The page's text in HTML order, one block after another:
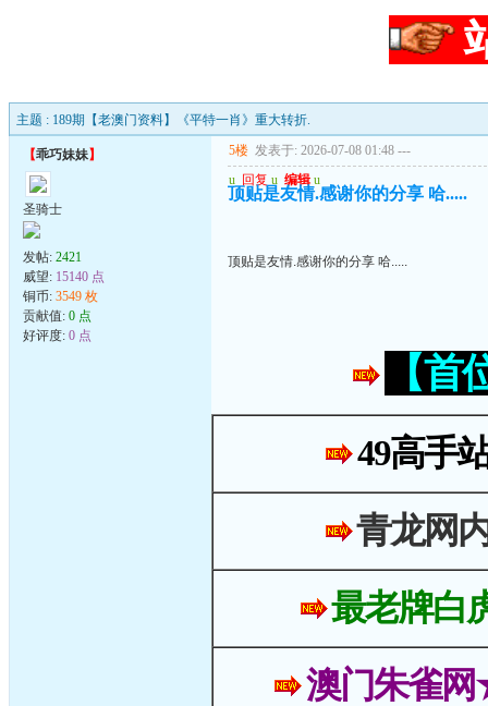
主题 : 189期【老澳门资料】《平特一肖》重大转折.
【乖巧妹妹】
圣骑士
发帖: 2421
威望: 15140 点
铜币: 3549 枚
贡献值: 0 点
好评度: 0 点
5楼 发表于: 2026-07-08 01:48 ---
u 回复 u 编辑 u
顶贴是友情.感谢你的分享 哈.....
顶贴是友情.感谢你的分享 哈.....
【
49高手
青龙网
最老牌白
澳门朱雀